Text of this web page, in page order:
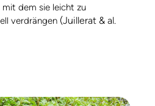
mit dem sie leicht zu
verdrängen (Juillerat & al.